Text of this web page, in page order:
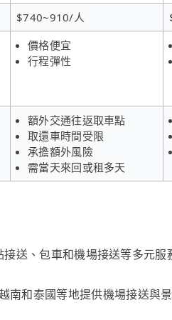
$740~910/人
價格便宜
行程彈性
額外交通往返取車點
取還車時間受限
承擔額外風險
需當天來回或租多天
送、包車和機場接送等多元服
南和泰國等地提供機場接送與